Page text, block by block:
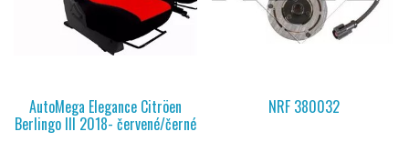
AutoMega Elegance Citröen
Berlingo III 2018- červené/černé
NRF 380032